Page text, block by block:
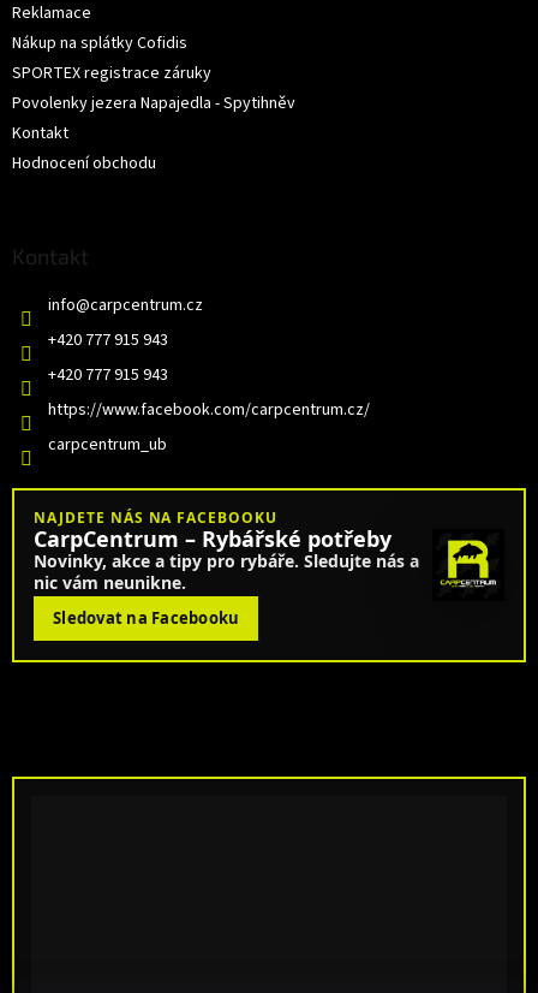
Reklamace
Nákup na splátky Cofidis
SPORTEX registrace záruky
Povolenky jezera Napajedla - Spytihněv
Kontakt
Hodnocení obchodu
Kontakt
info@carpcentrum.cz
+420 777 915 943
+420 777 915 943
https://www.facebook.com/carpcentrum.cz/
carpcentrum_ub
NAJDETE NÁS NA FACEBOOKU
CarpCentrum – Rybářské potřeby
Novinky, akce a tipy pro rybáře. Sledujte nás a
nic vám neunikne.
Sledovat na Facebooku